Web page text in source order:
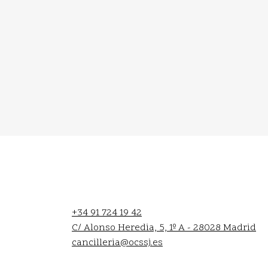
+34 91 724 19 42
C/ Alonso Heredia, 5, 1º A - 28028 Madrid
cancilleria@ocssj.es